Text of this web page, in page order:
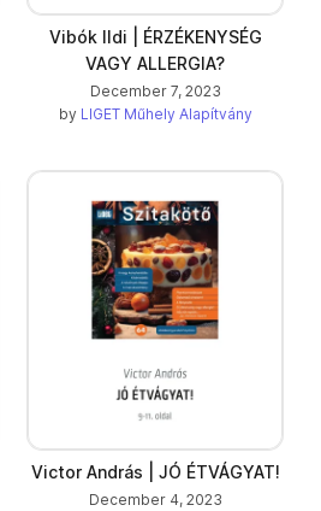
Vibók Ildi | ÉRZÉKENYSÉG
VAGY ALLERGIA?
December 7, 2023
by LIGET Műhely Alapítvány
Victor András | JÓ ÉTVÁGYAT!
December 4, 2023